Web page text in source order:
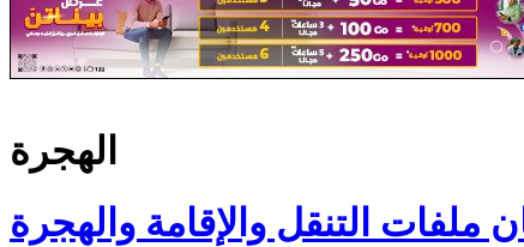
الهجرة
ملفات التنقل والإقامة والهجرة